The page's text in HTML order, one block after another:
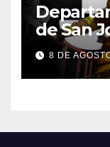
de San
323
julio
8 DE